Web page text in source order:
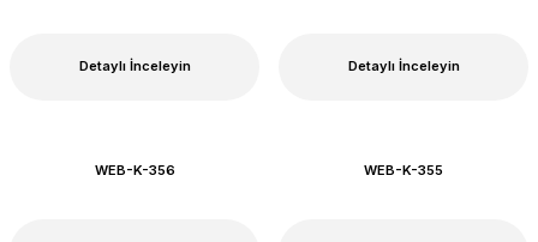
Detaylı İnceleyin Detaylı İnceleyin
WEB-K-356 WEB-K-355